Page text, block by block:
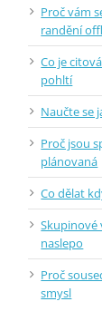
Proč vám
randění
Co je
pohltí
Naučte se
Proč jsou
plánovaná
Co dělat
Skupinové
naslepo
Proč
smysl